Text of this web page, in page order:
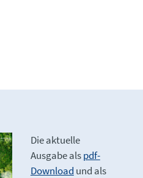
Die aktuelle
Ausgabe alspdf-
Download und als